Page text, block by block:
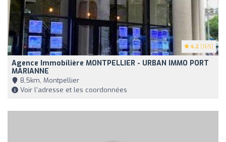
4.2 (165)
Agence Immobilière MONTPELLIER - URBAN IMMO PORT
MARIANNE
8,5km, Montpellier
Voir l'adresse et les coordonnées